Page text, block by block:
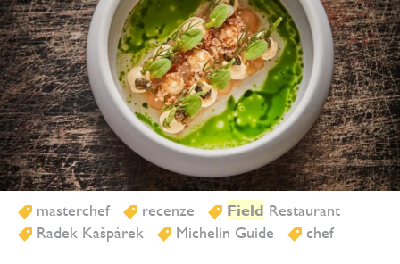
masterchef recenze Field Restaurant
Radek Kašpárek
Michelin Guide chef